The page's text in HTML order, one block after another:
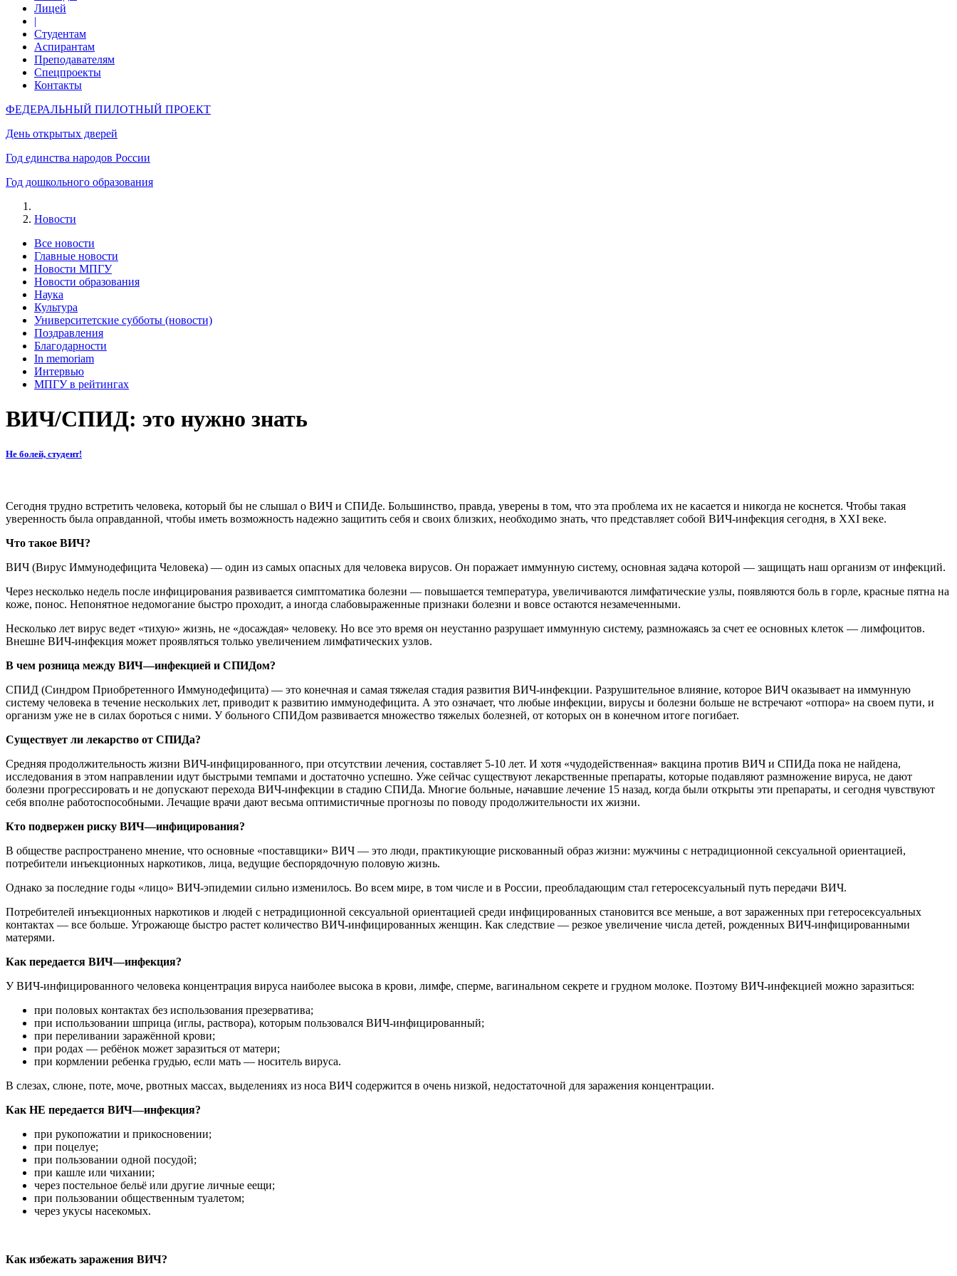
Лицей
|
Студентам
Аспирантам
Преподавателям
Спецпроекты
Контакты
ФЕДЕРАЛЬНЫЙ ПИЛОТНЫЙ ПРОЕКТ
День открытых дверей
Год единства народов России
Год дошкольного образования
Новости
Все новости
Главные новости
Новости МПГУ
Новости образования
Наука
Культура
Университетские субботы (новости)
Поздравления
Благодарности
In memoriam
Интервью
МПГУ в рейтингах
ВИЧ/СПИД: это нужно знать
Не болей, студент!
Сегодня трудно встретить человека, который бы не слышал о ВИЧ и СПИДе. Большинство, правда, уверены в том, что эта проблема их не касается и никогда не коснется. Чтобы такая
уверенность была оправданной, чтобы иметь возможность надежно защитить себя и своих близких, необходимо знать, что представляет собой ВИЧ-инфекция сегодня, в ХХI веке.
Что такое ВИЧ?
ВИЧ (Вирус Иммунодефицита Человека) — один из самых опасных для человека вирусов. Он поражает иммунную систему, основная задача которой — защищать наш организм от инфекций.
Через несколько недель после инфицирования развивается симптоматика болезни — повышается температура, увеличиваются лимфатические узлы, появляются боль в горле, красные пятна на
коже, понос. Непонятное недомогание быстро проходит, а иногда слабовыраженные признаки болезни и вовсе остаются незамеченными.
Несколько лет вирус ведет «тихую» жизнь, не «досаждая» человеку. Но все это время он неустанно разрушает иммунную систему, размножаясь за счет ее основных клеток — лимфоцитов.
Внешне ВИЧ-инфекция может проявляться только увеличением лимфатических узлов.
В чем розница между ВИЧ—инфекцией и СПИДом?
СПИД (Синдром Приобретенного Иммунодефицита) — это конечная и самая тяжелая стадия развития ВИЧ-инфекции. Разрушительное влияние, которое ВИЧ оказывает на иммунную
систему человека в течение нескольких лет, приводит к развитию иммунодефицита. А это означает, что любые инфекции, вирусы и болезни больше не встречают «отпора» на своем пути, и
организм уже не в силах бороться с ними. У больного СПИДом развивается множество тяжелых болезней, от которых он в конечном итоге погибает.
Существует ли лекарство от СПИДа?
Средняя продолжительность жизни ВИЧ-инфицированного, при отсутствии лечения, составляет 5-10 лет. И хотя «чудодейственная» вакцина против ВИЧ и СПИДа пока не найдена,
исследования в этом направлении идут быстрыми темпами и достаточно успешно. Уже сейчас существуют лекарственные препараты, которые подавляют размножение вируса, не дают
болезни прогрессировать и не допускают перехода ВИЧ-инфекции в стадию СПИДа. Многие больные, начавшие лечение 15 назад, когда были открыты эти препараты, и сегодня чувствуют
себя вполне работоспособными. Лечащие врачи дают весьма оптимистичные прогнозы по поводу продолжительности их жизни.
Кто подвержен риску ВИЧ—инфицирования?
В обществе распространено мнение, что основные «поставщики» ВИЧ — это люди, практикующие рискованный образ жизни: мужчины с нетрадиционной сексуальной ориентацией,
потребители инъекционных наркотиков, лица, ведущие беспорядочную половую жизнь.
Однако за последние годы «лицо» ВИЧ-эпидемии сильно изменилось. Во всем мире, в том числе и в России, преобладающим стал гетеросексуальный путь передачи ВИЧ.
Потребителей инъекционных наркотиков и людей с нетрадиционной сексуальной ориентацией среди инфицированных становится все меньше, а вот зараженных при гетеросексуальных
контактах — все больше. Угрожающе быстро растет количество ВИЧ-инфицированных женщин. Как следствие — резкое увеличение числа детей, рожденных ВИЧ-инфицированными
матерями.
Как передается ВИЧ—инфекция?
У ВИЧ-инфицированного человека концентрация вируса наиболее высока в крови, лимфе, сперме, вагинальном секрете и грудном молоке. Поэтому ВИЧ-инфекцией можно заразиться:
при половых контактах без использования презерватива;
при использовании шприца (иглы, раствора), которым пользовался ВИЧ-инфицированный;
при переливании заражённой крови;
при родах — ребёнок может заразиться от матери;
при кормлении ребенка грудью, если мать — носитель вируса.
В слезах, слюне, поте, моче, рвотных массах, выделениях из носа ВИЧ содержится в очень низкой, недостаточной для заражения концентрации.
Как НЕ передается ВИЧ—инфекция?
при рукопожатии и прикосновении;
при поцелуе;
при пользовании одной посудой;
при кашле или чихании;
через постельное бельё или другие личные еещи;
при пользовании общественным туалетом;
через укусы насекомых.
Как избежать заражения ВИЧ?